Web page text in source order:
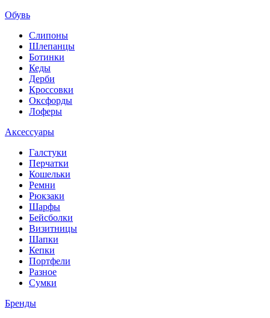
Обувь
Слипоны
Шлепанцы
Ботинки
Кеды
Дерби
Кроссовки
Оксфорды
Лоферы
Аксессуары
Галстуки
Перчатки
Кошельки
Ремни
Рюкзаки
Шарфы
Бейсболки
Визитницы
Шапки
Кепки
Портфели
Разное
Сумки
Бренды